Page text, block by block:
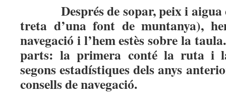
Després de sopar, peix i
treta d’una font de muntanya),
navegació i l’hem estès sobre la
parts: la primera conté la ruta i
segons estadístiques dels anys
consells de navegació.